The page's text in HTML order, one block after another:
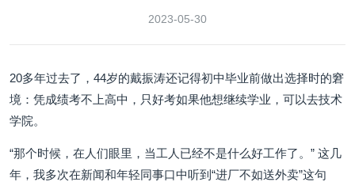
2023-05-30
20多年过去了，44岁的戴振涛还记得初中毕业前做出选择时的窘
境：凭成绩考不上高中，只好考如果他想继续学业，可以去技术
学院。
“那个时候，在人们眼里，当工人已经不是什么好工作了。” 这几
年，我多次在新闻和年轻同事口中听到“进厂不如送外卖”这句